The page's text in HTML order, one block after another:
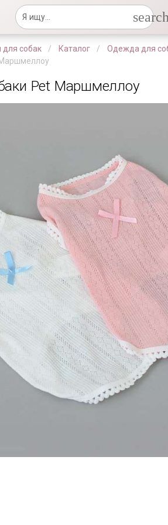
search
для собак Каталог Одежда для
Pet Маршмеллоу